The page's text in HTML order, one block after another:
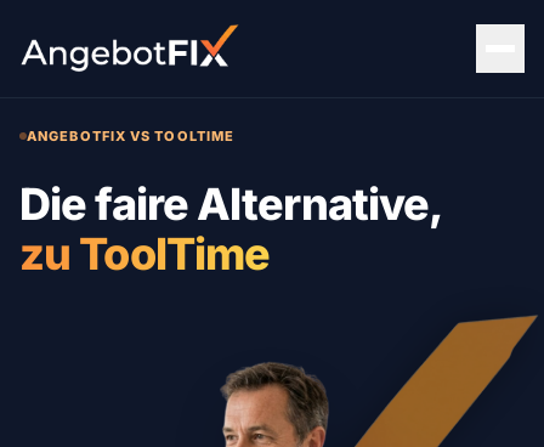
ANGEBOTFIX VS TOOLTIME
Die faire Alternative,
zu ToolTime